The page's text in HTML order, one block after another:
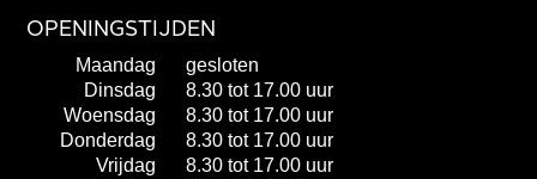
OPENINGSTIJDEN
Maandag
gesloten
Dinsdag
8.30 tot 17.00 uur
Woensdag
8.30 tot 17.00 uur
Donderdag
8.30 tot 17.00 uur
Vrijdag
8.30 tot 17.00 uur